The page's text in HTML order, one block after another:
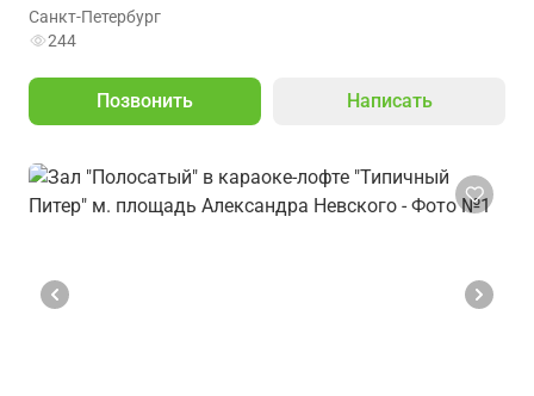
Санкт-Петербург
244
Позвонить Написать